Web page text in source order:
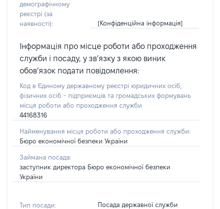
демографічному
реєстрі (за
наявності):
[Конфіденційна інформація]
Інформація про місце роботи або проходження
служби і посаду, у зв’язку з якою виник
обов’язок подати повідомлення:
Код в Єдиному державному реєстрі юридичних осіб,
фізичних осіб - підприємців та громадських формувань
місця роботи або проходження служби
44168316
Найменування місця роботи або проходження служби:
Бюро економічної безпеки України
Займана посада:
заступник директора Бюро економічної безпеки
України
Тип посади: Посада державної служби